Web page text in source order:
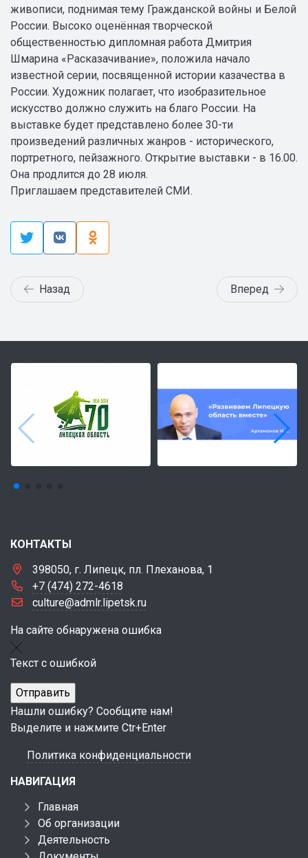
живописи, поднимая тему Гражданской войны и Белой
России. Высоко оценённая творческой
общественностью дипломная работа Дмитрия
Шмарина «Расказачивание», положила начало
известной серии, посвященной истории казачества в
России. Художник полагает, что изобразительное
искусство должно служить на благо России. На
выставке будет представлено более 30-ти
произведений различных жанров - исторического,
портретного, пейзажного. Открытие выставки - в 16.00.
Она продлится до 28 июля.
Приглашаем представителей СМИ.
Назад Вперед
КОНТАКТЫ
398050, г. Липецк, пл. Плеханова, 1
+7 (474) 272-4618
culture@admlr.lipetsk.ru
На сайте обнаружена ошибка
Текст с ошибкой
Нашли ошибку? Сообщите нам!
Выделите и нажмите Ctr+Enter
Политика конфиденциальности
НАВИГАЦИЯ
Главная
Об организации
Деятельность